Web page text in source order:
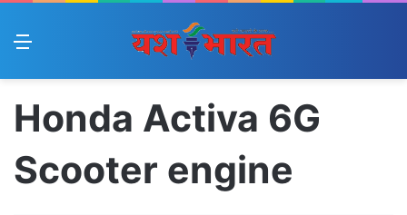
Menu
Honda Activa 6G
Scooter engine